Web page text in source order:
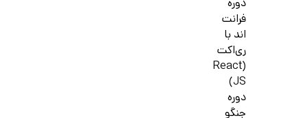
دوره
فرانت
اند با
ری‌اکت
(React
JS)
دوره
جنگو